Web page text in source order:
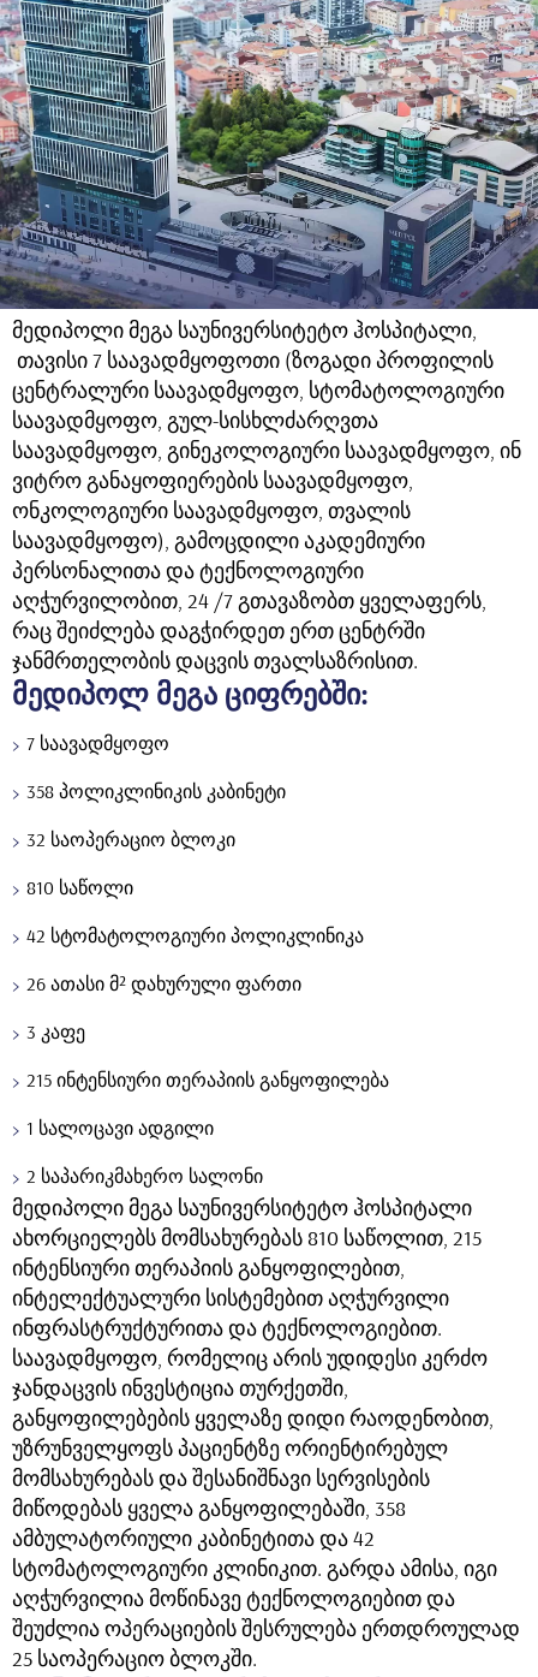
მედიპოლი მეგა საუნივერსიტეტო ჰოსპიტალი,
თავისი 7 საავადმყოფოთი (ზოგადი პროფილის
ცენტრალური საავადმყოფო, სტომატოლოგიური
საავადმყოფო, გულ-სისხლძარღვთა
საავადმყოფო, გინეკოლოგიური საავადმყოფო, ინ
ვიტრო განაყოფიერების საავადმყოფო,
ონკოლოგიური საავადმყოფო, თვალის
საავადმყოფო), გამოცდილი აკადემიური
პერსონალითა და ტექნოლოგიური
აღჭურვილობით, 24 /7 გთავაზობთ ყველაფერს,
რაც შეიძლება დაგჭირდეთ ერთ ცენტრში
ჯანმრთელობის დაცვის თვალსაზრისით.
მედიპოლ მეგა ციფრებში:
7 საავადმყოფო
358 პოლიკლინიკის კაბინეტი
32 საოპერაციო ბლოკი
810 საწოლი
42 სტომატოლოგიური პოლიკლინიკა
26 ათასი მ² დახურული ფართი
3 კაფე
215 ინტენსიური თერაპიის განყოფილება
1 სალოცავი ადგილი
2 საპარიკმახერო სალონი
მედიპოლი მეგა საუნივერსიტეტო ჰოსპიტალი
ახორციელებს მომსახურებას 810 საწოლით, 215
ინტენსიური თერაპიის განყოფილებით,
ინტელექტუალური სისტემებით აღჭურვილი
ინფრასტრუქტურითა და ტექნოლოგიებით.
საავადმყოფო, რომელიც არის უდიდესი კერძო
ჯანდაცვის ინვესტიცია თურქეთში,
განყოფილებების ყველაზე დიდი რაოდენობით,
უზრუნველყოფს პაციენტზე ორიენტირებულ
მომსახურებას და შესანიშნავი სერვისების
მიწოდებას ყველა განყოფილებაში, 358
ამბულატორიული კაბინეტითა და 42
სტომატოლოგიური კლინიკით. გარდა ამისა, იგი
აღჭურვილია მოწინავე ტექნოლოგიებით და
შეუძლია ოპერაციების შესრულება ერთდროულად
25 საოპერაციო ბლოკში.